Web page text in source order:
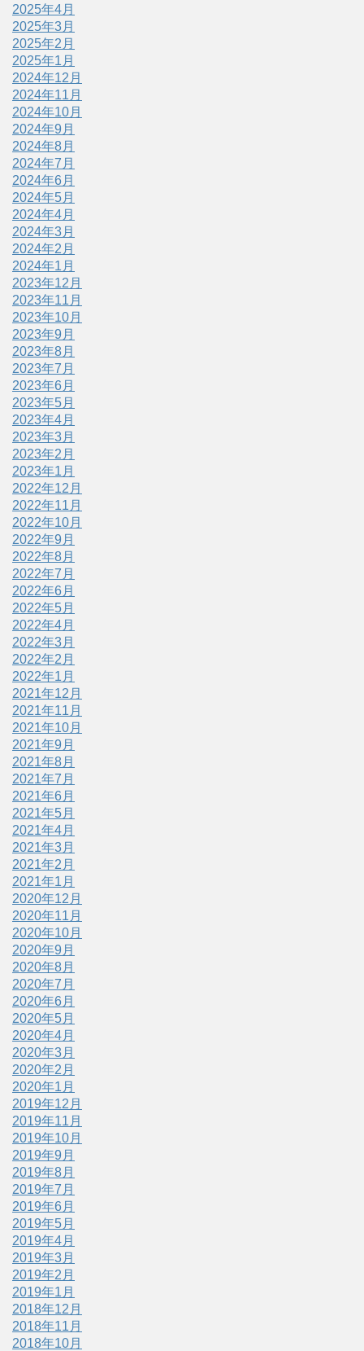
2025年4月
2025年3月
2025年2月
2025年1月
2024年12月
2024年11月
2024年10月
2024年9月
2024年8月
2024年7月
2024年6月
2024年5月
2024年4月
2024年3月
2024年2月
2024年1月
2023年12月
2023年11月
2023年10月
2023年9月
2023年8月
2023年7月
2023年6月
2023年5月
2023年4月
2023年3月
2023年2月
2023年1月
2022年12月
2022年11月
2022年10月
2022年9月
2022年8月
2022年7月
2022年6月
2022年5月
2022年4月
2022年3月
2022年2月
2022年1月
2021年12月
2021年11月
2021年10月
2021年9月
2021年8月
2021年7月
2021年6月
2021年5月
2021年4月
2021年3月
2021年2月
2021年1月
2020年12月
2020年11月
2020年10月
2020年9月
2020年8月
2020年7月
2020年6月
2020年5月
2020年4月
2020年3月
2020年2月
2020年1月
2019年12月
2019年11月
2019年10月
2019年9月
2019年8月
2019年7月
2019年6月
2019年5月
2019年4月
2019年3月
2019年2月
2019年1月
2018年12月
2018年11月
2018年10月